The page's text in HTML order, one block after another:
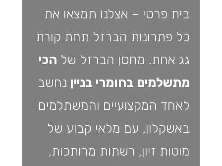
בית פרטי – אצלנו תמצאו את
כל פתרונות הברזל תחת קורת
גג אחת. מחסן הברזל של הכי
מתשלמים בחומרי בניין נחשב
לאחד המקצועיים והמשתלמים
באשקלון, עם מלאי קבוע של
מוטות זיון, רשתות מרותכות,